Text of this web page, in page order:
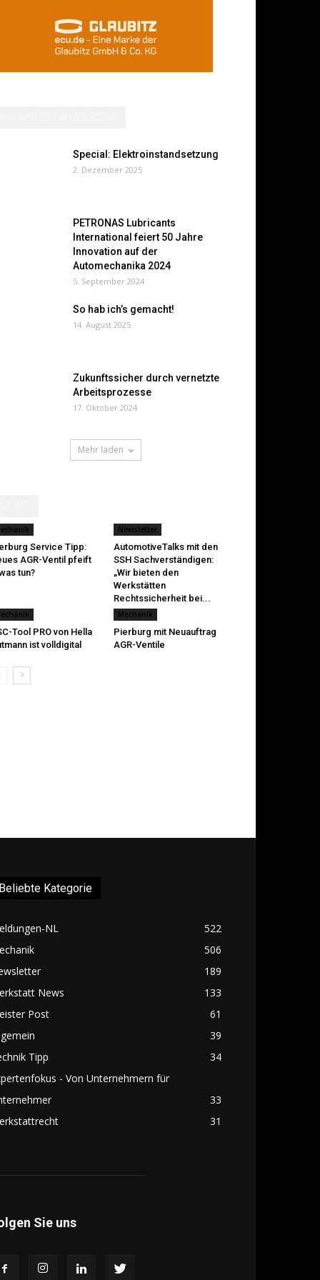
Special: Elektroinstandsetzung
2. Dezember 2025
PETRONAS Lubricants
International feiert 50 Jahre
Innovation auf der
Automechanika 2024
5. September 2024
So hab ich’s gemacht!
14. August 2025
Zukunftssicher durch vernetzte
Arbeitsprozesse
17. Oktober 2024
Mehr laden
Service Tipp:
AGR-Ventil pfeift
tun?
Newsletter
AutomotiveTalks mit den
SSH Sachverständigen:
„Wir bieten den
Werkstätten
Rechtssicherheit bei...
Tool PRO von Hella
ist volldigital
Mechanik
Pierburg mit Neuauftrag
AGR-Ventile
Kategorie
NL
522
506
189
News
133
Post
61
39
Tipp
34
- Von Unternehmern für
33
31
Sie uns